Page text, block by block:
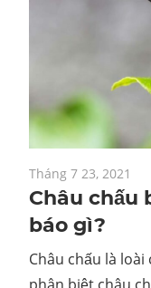
Tháng 7 23, 2021
Châu chấu
báo gì?
Châu chấu là